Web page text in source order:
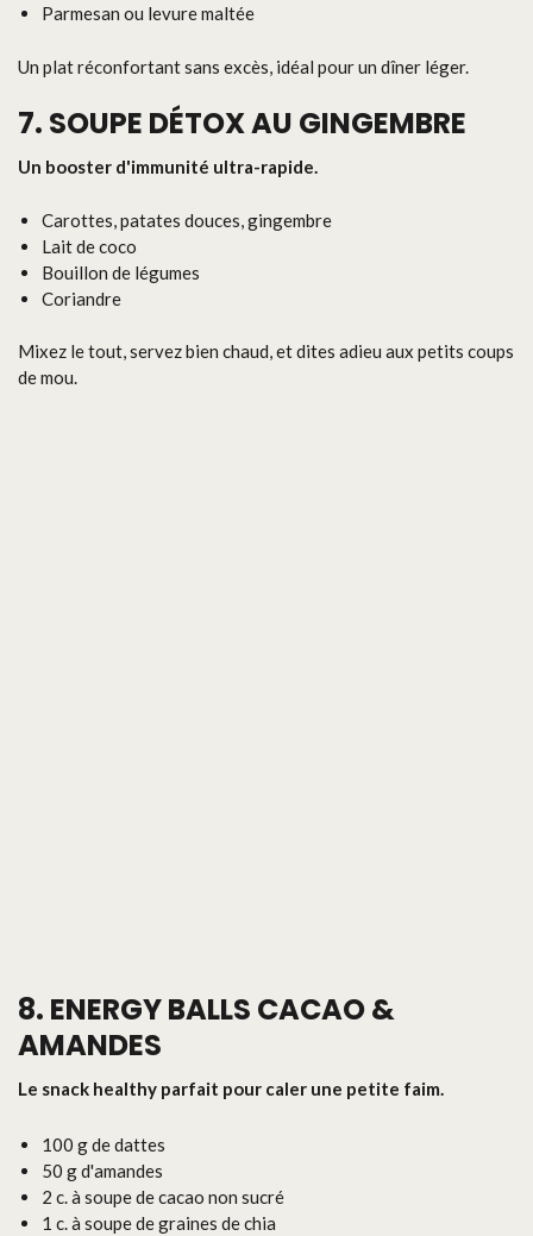
Parmesan ou levure maltée
Un plat réconfortant sans excès, idéal pour un dîner léger.
7. SOUPE DÉTOX AU GINGEMBRE
Un booster d'immunité ultra-rapide.
Carottes, patates douces, gingembre
Lait de coco
Bouillon de légumes
Coriandre
Mixez le tout, servez bien chaud, et dites adieu aux petits coups
de mou.
8. ENERGY BALLS CACAO &
AMANDES
Le snack healthy parfait pour caler une petite faim.
100 g de dattes
50 g d'amandes
2 c. à soupe de cacao non sucré
1 c. à soupe de graines de chia